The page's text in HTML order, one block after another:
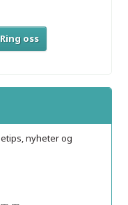
Ring oss
nyheter og